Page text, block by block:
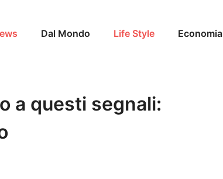
Dal Mondo Life Style Economia
a questi segnali: